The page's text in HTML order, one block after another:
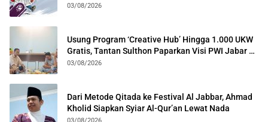
Lintas Generasi
03/08/2026
Usung Program ‘Creative Hub’ Hingga 1.000 UKW
Gratis, Tantan Sulthon Paparkan Visi PWI Jabar di
Kota Bogor
03/08/2026
Dari Metode Qitada ke Festival Al Jabbar, Ahmad
Kholid Siapkan Syiar Al-Qur’an Lewat Nada